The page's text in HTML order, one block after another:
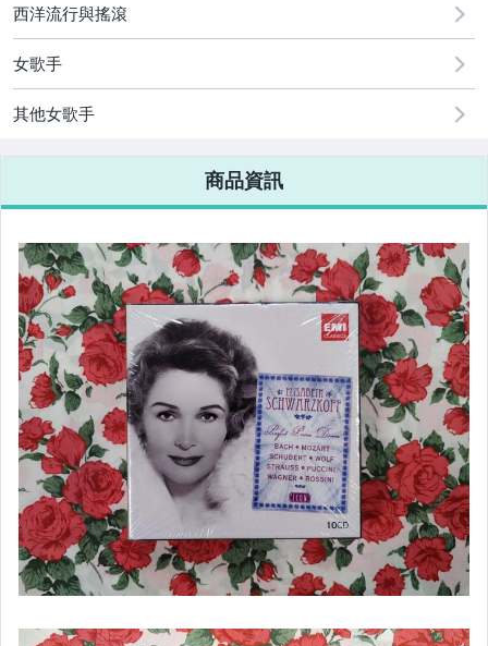
西洋流行與搖滾
女歌手
其他女歌手
商品資訊